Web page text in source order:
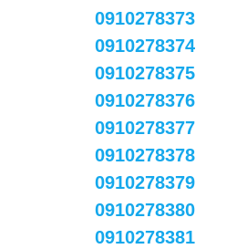
0910278373
0910278374
0910278375
0910278376
0910278377
0910278378
0910278379
0910278380
0910278381